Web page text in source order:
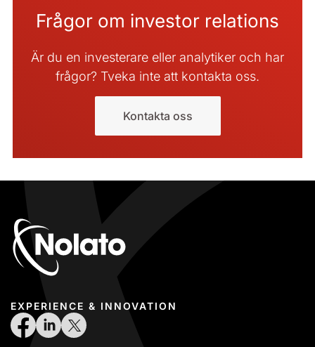
Frågor om investor relations
Är du en investerare eller analytiker och har
frågor? Tveka inte att kontakta oss.
Kontakta oss
EXPERIENCE & INNOVATION